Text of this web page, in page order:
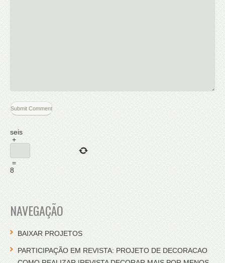
seis
+
=
8
NAVEGAÇÃO
BAIXAR PROJETOS
PARTICIPAÇÃO EM REVISTA: PROJETO DE DECORACAO